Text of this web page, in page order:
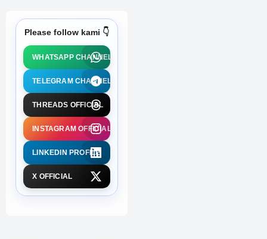
Please follow kami 👇
WHATSAPP CHANNEL
TELEGRAM CHANNEL
THREADS OFFICIAL
INSTAGRAM OFFICIAL
LINKEDIN PROFILE
X OFFICIAL